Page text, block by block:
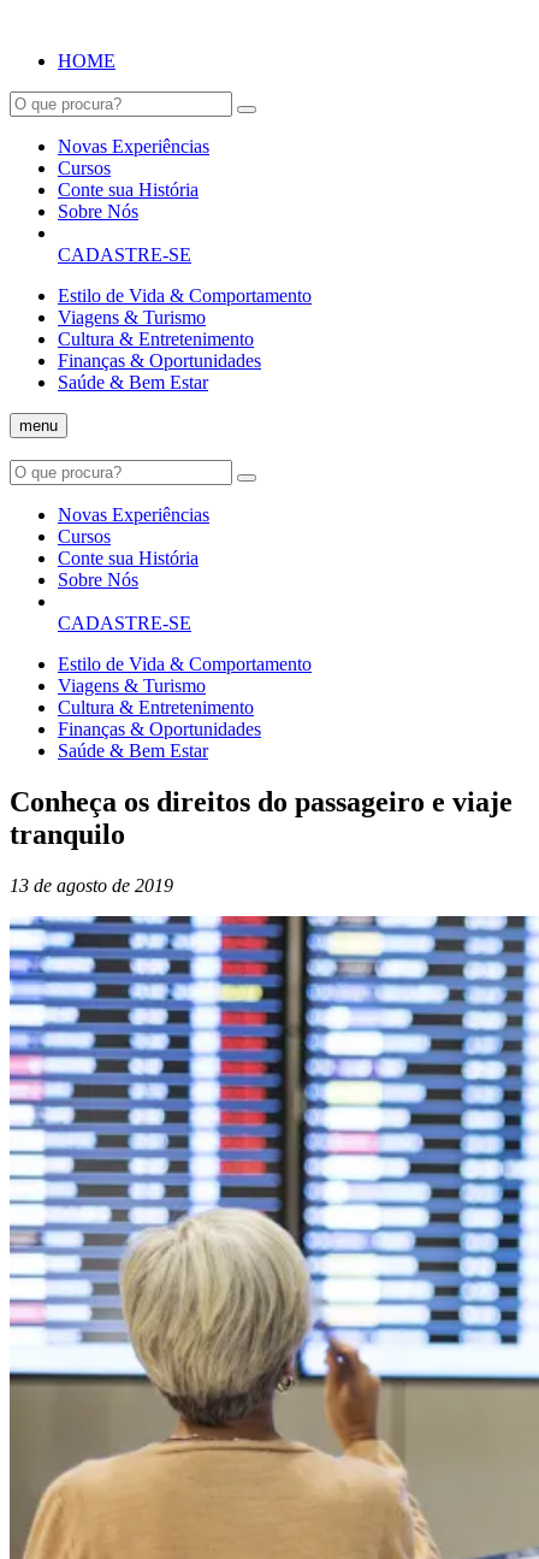
HOME
Novas Experiências
Cursos
Conte sua História
Sobre Nós
CADASTRE-SE
Estilo de Vida & Comportamento
Viagens & Turismo
Cultura & Entretenimento
Finanças & Oportunidades
Saúde & Bem Estar
menu
Novas Experiências
Cursos
Conte sua História
Sobre Nós
CADASTRE-SE
Estilo de Vida & Comportamento
Viagens & Turismo
Cultura & Entretenimento
Finanças & Oportunidades
Saúde & Bem Estar
Conheça os direitos do passageiro e viaje
tranquilo
13 de agosto de 2019